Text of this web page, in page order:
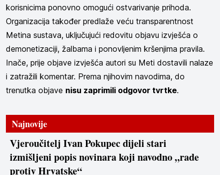
korisnicima ponovno omogući ostvarivanje prihoda.
Organizacija također predlaže veću transparentnost
Metina sustava, uključujući redovitu objavu izvješća o
demonetizaciji, žalbama i ponovljenim kršenjima pravila.
Inače, prije objave izvješća autori su Meti dostavili nalaze
i zatražili komentar. Prema njihovim navodima, do
trenutka objave nisu zaprimili odgovor tvrtke.
Najnovije
Vjeroučitelj Ivan Pokupec dijeli stari
izmišljeni popis novinara koji navodno „rade
protiv Hrvatske“